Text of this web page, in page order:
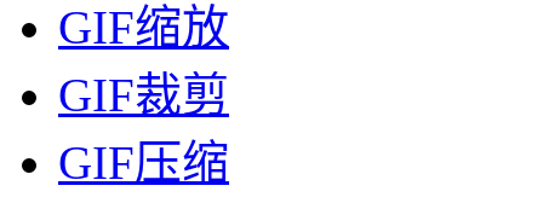
GIF缩放
GIF裁剪
GIF压缩